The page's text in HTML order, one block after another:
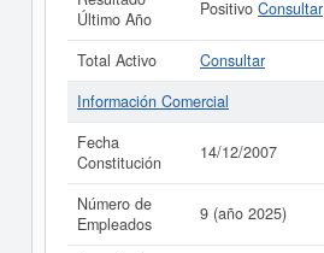
Último Año
Positivo Consultar
Total Activo
Consultar
Información Comercial
Fecha
Constitución
14/12/2007
Número de
Empleados
9 (año 2025)